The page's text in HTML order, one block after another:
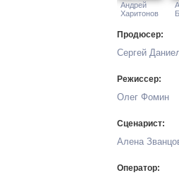
Андрей
Харитонов
Продюсер:
Сергей
Режиссер:
Олег Фомин
Сценарист:
Алена
Оператор: